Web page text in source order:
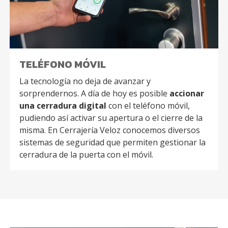
TELÉFONO MÓVIL
La tecnología no deja de avanzar y
sorprendernos. A día de hoy es posible accionar
una cerradura digital con el teléfono móvil,
pudiendo así activar su apertura o el cierre de la
misma. En Cerrajería Veloz conocemos diversos
sistemas de seguridad que permiten gestionar la
cerradura de la puerta con el móvil.